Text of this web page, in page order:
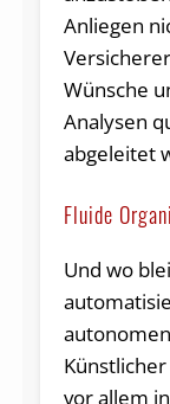
Anliegen
Wünsche
Analysen
abgeleitet
Fluide
Und wo
vor allem